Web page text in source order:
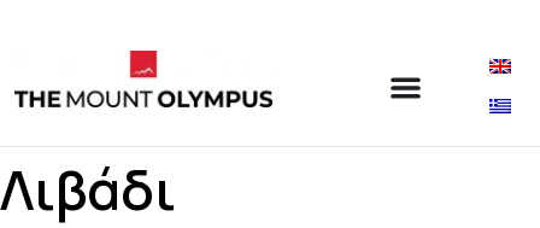
Λιβάδι